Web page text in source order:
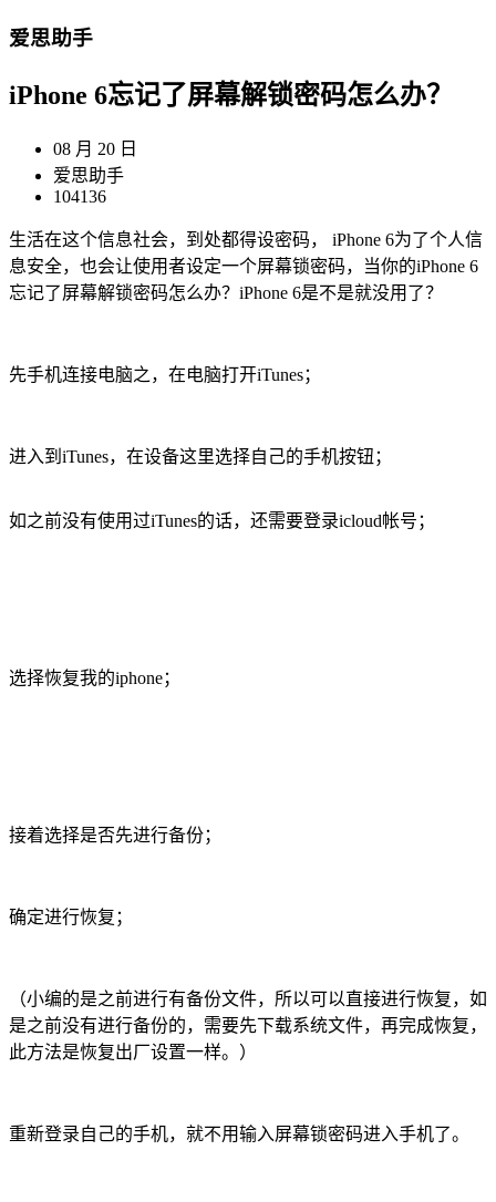
爱思助手
iPhone 6忘记了屏幕解锁密码怎么办？
08 月 20 日
爱思助手
104136
生活在这个信息社会，到处都得设密码， iPhone 6为了个人信
息安全，也会让使用者设定一个屏幕锁密码，当你的iPhone 6
忘记了屏幕解锁密码怎么办？iPhone 6是不是就没用了？
先手机连接电脑之，在电脑打开iTunes；
进入到iTunes，在设备这里选择自己的手机按钮；
如之前没有使用过iTunes的话，还需要登录icloud帐号；
选择恢复我的iphone；
接着选择是否先进行备份；
确定进行恢复；
（小编的是之前进行有备份文件，所以可以直接进行恢复，如
是之前没有进行备份的，需要先下载系统文件，再完成恢复，
此方法是恢复出厂设置一样。）
重新登录自己的手机，就不用输入屏幕锁密码进入手机了。